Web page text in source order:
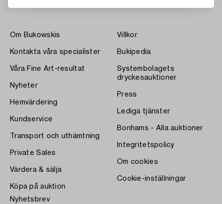
Om Bukowskis
Kontakta våra specialister
Våra Fine Art-resultat
Nyheter
Hemvärdering
Kundservice
Transport och uthämtning
Private Sales
Värdera & sälja
Köpa på auktion
Villkor
Bukipedia
Systembolagets
dryckesauktioner
Press
Lediga tjänster
Bonhams - Alla auktioner
Integritetspolicy
Om cookies
Cookie-inställningar
Nyhetsbrev